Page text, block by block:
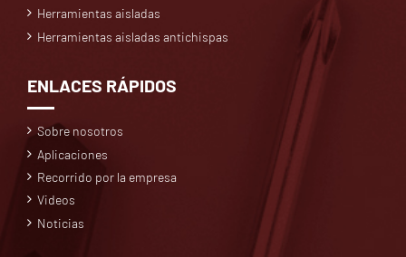
Herramientas aisladas
Herramientas aisladas antichispas
ENLACES RÁPIDOS
Sobre nosotros
Aplicaciones
Recorrido por la empresa
Videos
Noticias